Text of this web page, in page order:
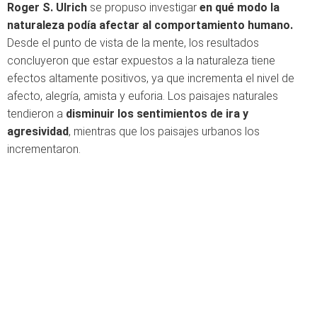
Roger S. Ulrich se propuso investigar en qué modo la
naturaleza podía afectar al comportamiento humano.
Desde el punto de vista de la mente, los resultados
concluyeron que estar expuestos a la naturaleza tiene
efectos altamente positivos, ya que incrementa el nivel de
afecto, alegría, amista y euforia. Los paisajes naturales
tendieron a disminuir los sentimientos de ira y
agresividad, mientras que los paisajes urbanos los
incrementaron.